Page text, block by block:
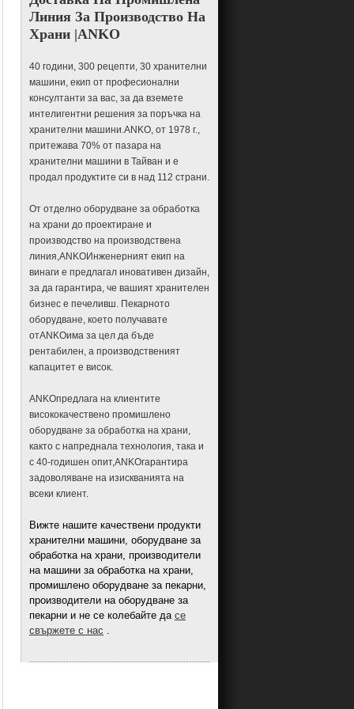
Машини и оборудване за
Машина и оборудване за къри
пуф
кнедли
яйчени рула
Empanada машина и
оборудване
Esfiha машини и оборудване
Машина и оборудване за
фалафел
Машина и оборудване за
пръчици за хляб с пълнеж
Машина и оборудване за
пълнени бисквитки
от лепкав ориз с пълнеж
Машини и оборудване за
примамки за риба
Машина и оборудване за
рибена топка
Машина и оборудване Flaky
Hopia
Машина и оборудване за
формоване на Samosa
Машина и оборудване за
пържени топки за шишчета
Машина и оборудване за
пържени кнедли с праз
Машини и оборудване за
Машина и оборудване за
Линия За Производство На
Храни |ANKO
40 години, 300 рецепти, 30 хранителни
машини, екип от професионални
консултанти за вас, за да вземете
интелигентни решения за поръчка на
хранителни машини.ANKO, от 1978 г.,
притежава 70% от пазара на
хранителни машини в Тайван и е
продал продуктите си в над 112 страни.
От отделно оборудване за обработка
на храни до проектиране и
производство на производствена
линия,ANKOИнженерният екип на
винаги е предлагал иновативен дизайн,
за да гарантира, че вашият хранителен
бизнес е печеливш. Пекарното
оборудване, което получавате
отANKOима за цел да бъде
рентабилен, а производственият
капацитет е висок.
ANKOпредлага на клиентите
висококачествено промишлено
оборудване за обработка на храни,
както с напреднала технология, така и
с 40-годишен опит,ANKOгарантира
задоволяване на изискванията на
всеки клиент.
Вижте нашите качествени продукти
хранителни машини, оборудване за
обработка на храни, производители
на машини за обработка на храни,
промишлено оборудване за пекарни,
производители на оборудване за
пекарни и не се колебайте да се
свържете с нас .